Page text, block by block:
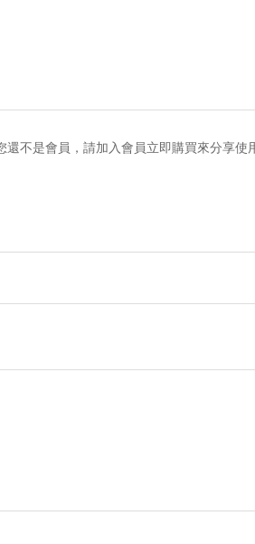
不是會員，請加入會員立即購買來分享使